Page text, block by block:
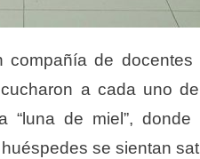
compañía de
a cada uno
“luna de miel”,
se sientan